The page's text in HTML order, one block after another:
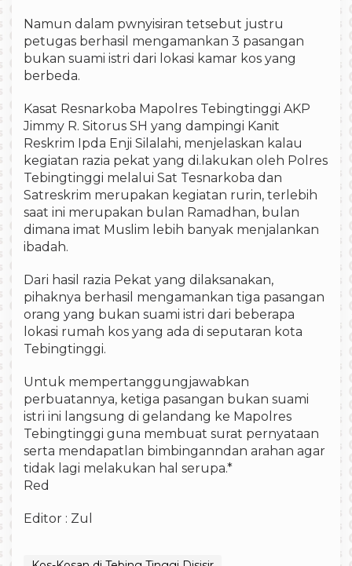
Namun dalam pwnyisiran tetsebut justru
petugas berhasil mengamankan 3 pasangan
bukan suami istri dari lokasi kamar kos yang
berbeda.
Kasat Resnarkoba Mapolres Tebingtinggi AKP
Jimmy R. Sitorus SH yang dampingi Kanit
Reskrim Ipda Enji Silalahi, menjelaskan kalau
kegiatan razia pekat yang di.lakukan oleh Polres
Tebingtinggi melalui Sat Tesnarkoba dan
Satreskrim merupakan kegiatan rurin, terlebih
saat ini merupakan bulan Ramadhan, bulan
dimana imat Muslim lebih banyak menjalankan
ibadah.
Dari hasil razia Pekat yang dilaksanakan,
pihaknya berhasil mengamankan tiga pasangan
orang yang bukan suami istri dari beberapa
lokasi rumah kos yang ada di seputaran kota
Tebingtinggi.
Untuk mempertanggungjawabkan
perbuatannya, ketiga pasangan bukan suami
istri ini langsung di gelandang ke Mapolres
Tebingtinggi guna membuat surat pernyataan
serta mendapatlan bimbinganndan arahan agar
tidak lagi melakukan hal serupa.*
Red
Editor : Zul